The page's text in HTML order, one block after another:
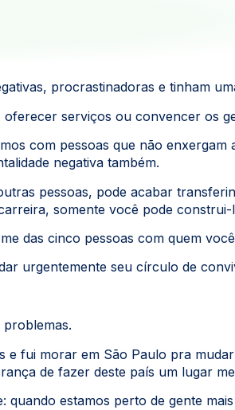
procrastinadoras e tinham
serviços ou convencer os
com pessoas que não enxergam
negativa também.
pessoas, pode acabar
somente você pode construi-
das cinco pessoas com quem
urgentemente seu círculo de
e fui morar em São Paulo pra
de fazer deste país um lugar
estamos perto de gente